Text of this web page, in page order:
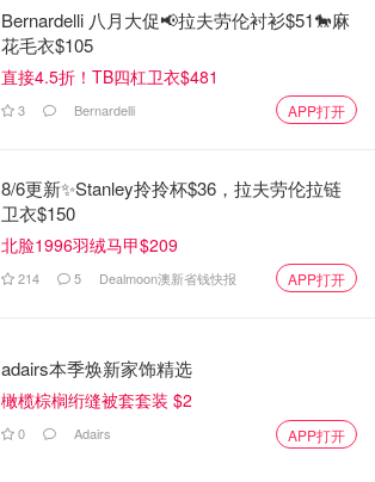
Bernardelli 八月大促📢拉夫劳伦衬衫$51🐎麻
花毛衣$105
直接4.5折！TB四杠卫衣$481
3 Bernardelli APP打开
8/6更新✨Stanley拎拎杯$36，拉夫劳伦拉链
卫衣$150
北脸1996羽绒马甲$209
214 5 Dealmoon澳新省钱快报 APP打开
adairs本季焕新家饰精选
橄榄棕榈绗缝被套套装 $2
0 Adairs APP打开